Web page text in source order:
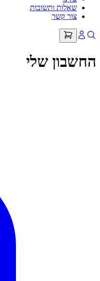
שאלות ותשובות
צור קשר
החשבון שלי